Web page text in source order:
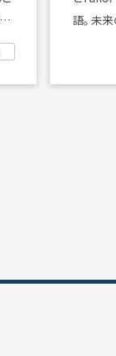
語。 未